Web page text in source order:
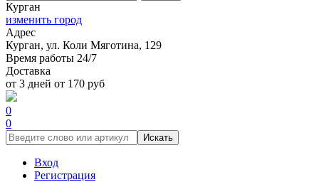
Курган
изменить город
Адрес
Курган, ул. Коли Мяготина, 129
Время работы 24/7
Доставка
от 3 дней от 170 руб
0
0
Искать
Вход
Регистрация